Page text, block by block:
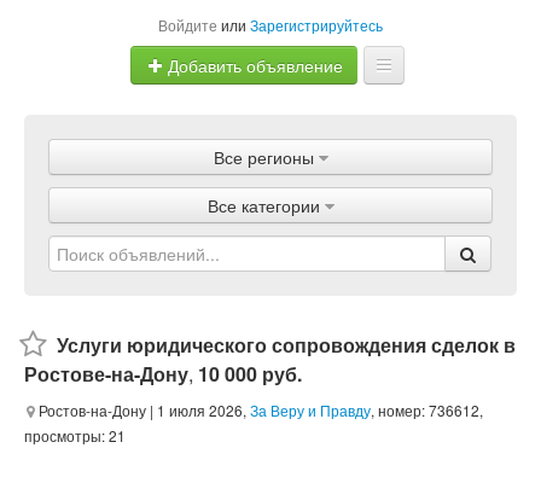
Войдите или Зарегистрируйтесь
Добавить объявление
Объявления
Магазины
Услуги
Все регионы
Все категории
Услуги юридического сопровождения сделок в
Ростове-на-Дону, 10 000 руб.
Ростов-на-Дону | 1 июля 2026, За Веру и Правду, номер: 736612,
просмотры: 21